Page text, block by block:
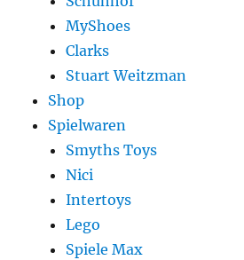
MyShoes
Clarks
Stuart Weitzman
Shop
Spielwaren
Smyths Toys
Nici
Intertoys
Lego
Spiele Max